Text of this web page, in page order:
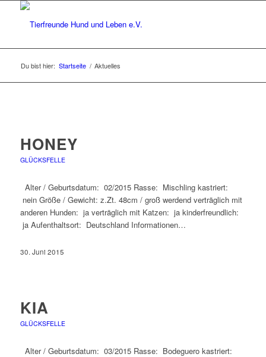
Du bist hier: Startseite / Aktuelles
HONEY
GLÜCKSFELLE
Alter / Geburtsdatum: 02/2015 Rasse: Mischling kastriert:
nein Größe / Gewicht: z.Zt. 48cm / groß werdend verträglich mit
anderen Hunden: ja verträglich mit Katzen: ja kinderfreundlich:
ja Aufenthaltsort: Deutschland Informationen…
30. Juni 2015
KIA
GLÜCKSFELLE
Alter / Geburtsdatum: 03/2015 Rasse: Bodeguero kastriert: